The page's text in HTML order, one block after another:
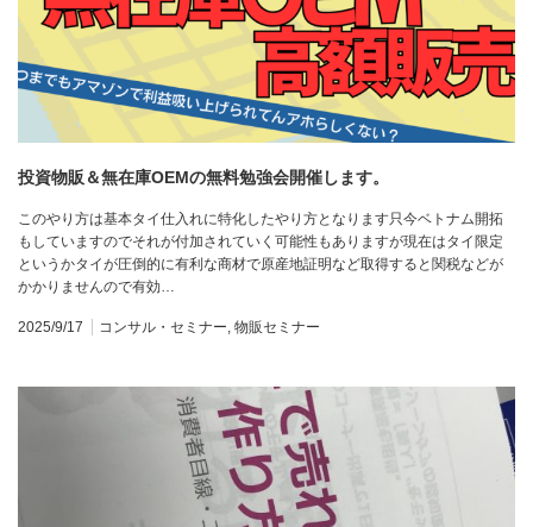
投資物販＆無在庫OEMの無料勉強会開催します。
このやり方は基本タイ仕入れに特化したやり方となります只今ベトナム開拓
もしていますのでそれが付加されていく可能性もありますが現在はタイ限定
というかタイが圧倒的に有利な商材で原産地証明など取得すると関税などが
かかりませんので有効…
2025/9/17 コンサル・セミナー, 物販セミナー